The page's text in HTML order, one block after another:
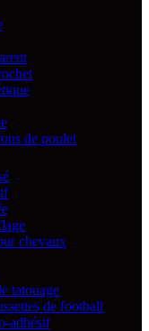
de poulet
chevaux
tatouage
de football
adhésif